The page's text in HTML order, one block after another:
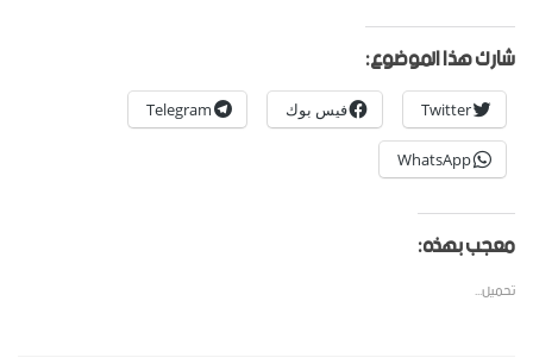
شارك هذا الموضوع:
Twitter فيس بوك Telegram
WhatsApp
معجب بهذه:
تحميل...